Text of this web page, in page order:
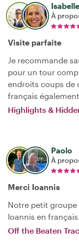
Isabelle
À
Visite parfaite
Je recommande
pour un tour
endroits coups de
français
Highlights &
Paolo
À
Merci Ioannis
Notre petit groupe
Ioannis en
Off the Beaten